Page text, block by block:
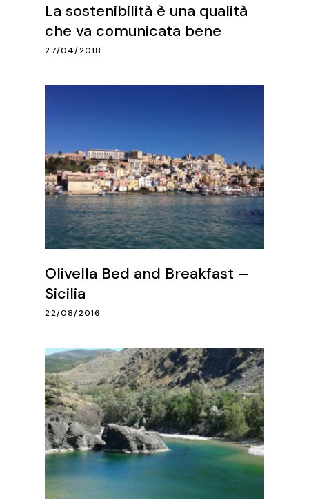
La sostenibilità è una qualità
che va comunicata bene
27/04/2018
Olivella Bed and Breakfast –
Sicilia
22/08/2016